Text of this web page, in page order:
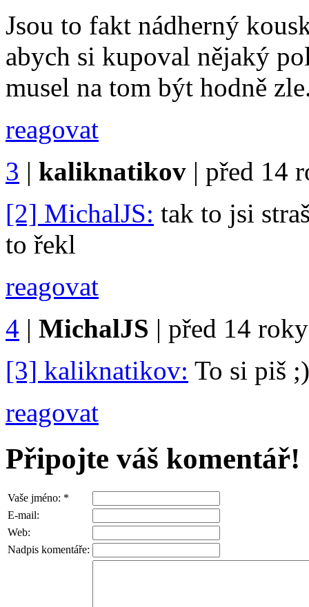
Jsou to fakt nádherný
abych si kupoval nějaký
musel na tom být hodně
reagovat
3 | kaliknatikov | před 14
[2] MichalJS: tak to jsi
to řekl
reagovat
4 | MichalJS | před 14 roky
[3] kaliknatikov: To si piš ;)
reagovat
Připojte váš komentář!
Vaše jméno: *
E-mail:
Web:
Nadpis komentáře: